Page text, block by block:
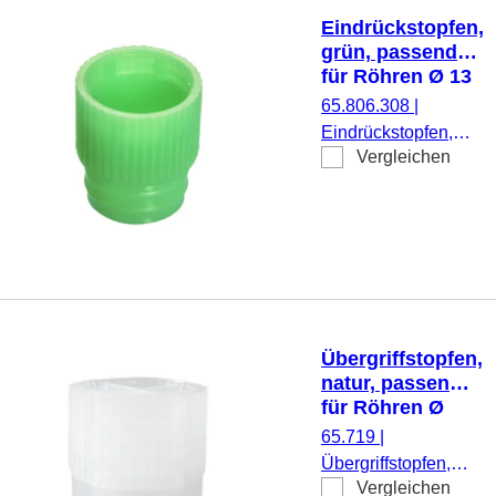
Eindrückstopfen,
grün, passend
für Röhren Ø 13
mm
65.806.308
Eindrückstopfen,
grün, passend für
Vergleichen
Übergriffstopfen,
natur, passend
für Röhren Ø
11,5 und 12 mm
65.719
Übergriffstopfen,
natur, passend für
Vergleichen